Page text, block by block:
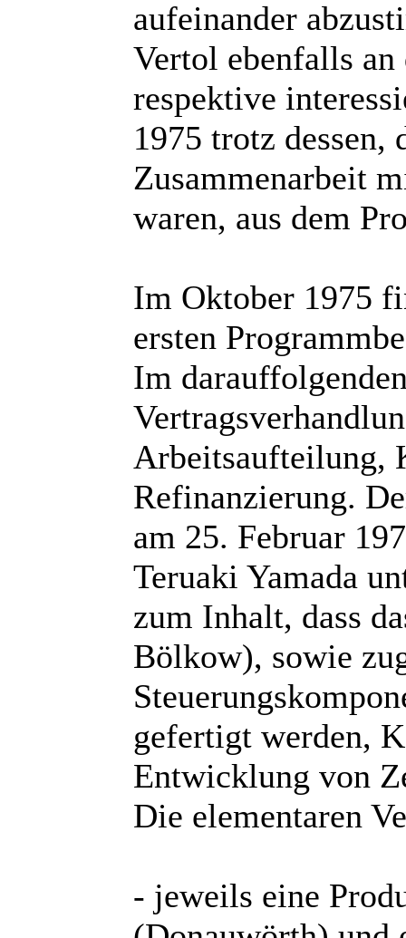
aufeinander
Vertol ebenfalls
respektive
1975 trotz
Zusammenarbeit
waren, aus dem
Im Oktober 1975
ersten
Im
Arbeitsaufteilung,
Refinanzierung.
am 25. Februar
Teruaki Yamada
zum Inhalt, dass
Bölkow), sowie
gefertigt werden,
Entwicklung von
Die elementaren
- jeweils eine